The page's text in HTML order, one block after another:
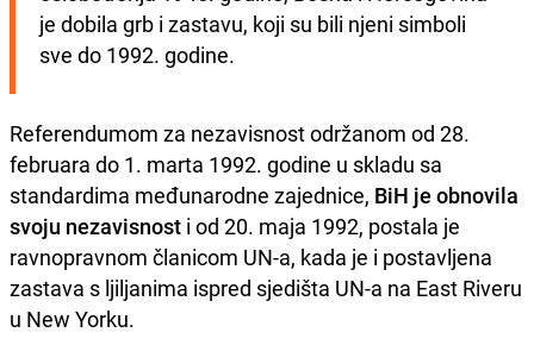
je dobila grb i zastavu, koji su bili njeni simboli
sve do 1992. godine.
Referendumom za nezavisnost održanom od 28.
februara do 1. marta 1992. godine u skladu sa
standardima međunarodne zajednice, BiH je obnovila
svoju nezavisnost i od 20. maja 1992, postala je
ravnopravnom članicom UN-a, kada je i postavljena
zastava s ljiljanima ispred sjedišta UN-a na East Riveru
u New Yorku.